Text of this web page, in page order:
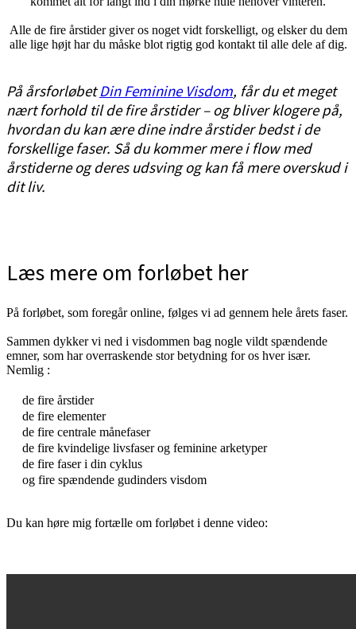
Alle de fire årstider giver os noget vidt forskelligt, og elsker du dem
alle lige højt har du måske blot rigtig god kontakt til alle dele af dig.
På årsforløbetDin Feminine Visdom, får du et meget
nært forhold til de fire årstider – og bliver klogere på,
hvordan du kan ære dine indre årstider bedst i de
forskellige faser. Så du kommer mere i flow med
årstiderne og deres udsving og kan få mere overskud i
dit liv.
Læs mere om forløbet her
På forløbet, som foregår online, følges vi ad gennem hele årets faser.
Sammen dykker vi ned i visdommen bag nogle vildt spændende
emner, som har overraskende stor betydning for os hver især.
Nemlig :
de fire årstider
de fire elementer
de fire centrale månefaser
de fire kvindelige livsfaser og feminine arketyper
de fire faser i din cyklus
og fire spændende gudinders visdom
Du kan høre mig fortælle om forløbet i denne video: